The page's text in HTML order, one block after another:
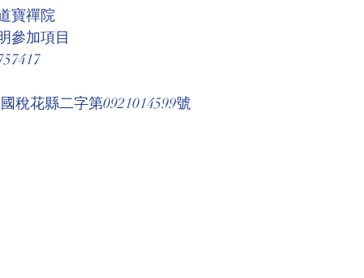
寶禪院
參加項目
稅花縣二字第0921014599號